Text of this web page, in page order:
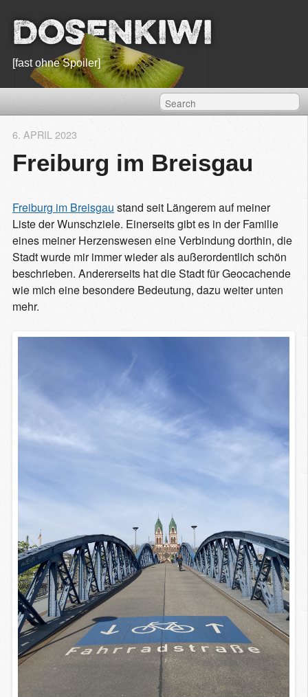
Dosenkiwi
[fast ohne Spoiler]
Freiburg im Breisgau
6. APRIL 2023
Freiburg im Breisgau stand seit Längerem auf meiner
Liste der Wunschziele. Einerseits gibt es in der Familie
eines meiner Herzenswesen eine Verbindung dorthin, die
Stadt wurde mir immer wieder als außerordentlich schön
beschrieben. Andererseits hat die Stadt für Geocachende
wie mich eine besondere Bedeutung, dazu weiter unten
mehr.